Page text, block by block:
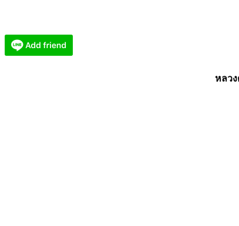
KM837
ชิ้น
หลว